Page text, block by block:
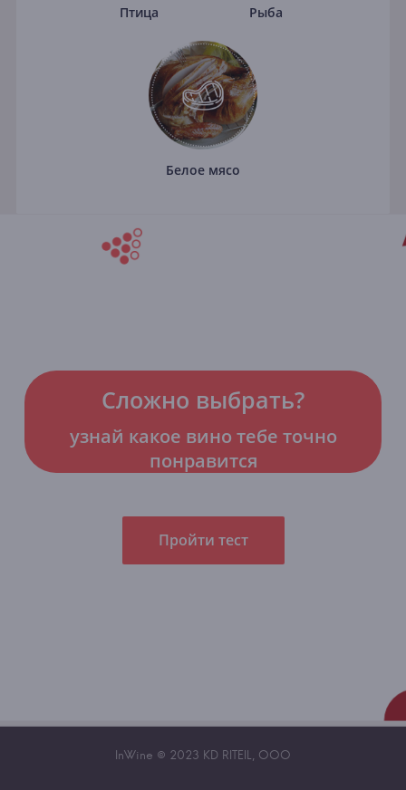
Птица Рыба
Белое мясо
Сложно выбрать?
узнай какое вино тебе точно
понравится
Пройти тест
InWine © 2023 KD RITEIL, OOO